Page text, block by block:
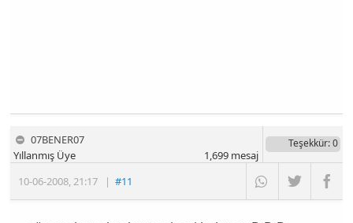
07BENER07
10-06-2008 21:17 |#11
Yıllanmış Üye
Teşekkür: 0
1,699mesaj